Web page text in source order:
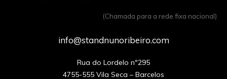
(Chamada para a rede fixa nacional)
info@standnunoribeiro.com
Rua do Lordelo nº295